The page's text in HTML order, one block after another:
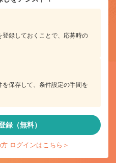
登録しておくことで、応募時の
保存して、条件設定の手間を
録（無料）
ログインはこちら＞